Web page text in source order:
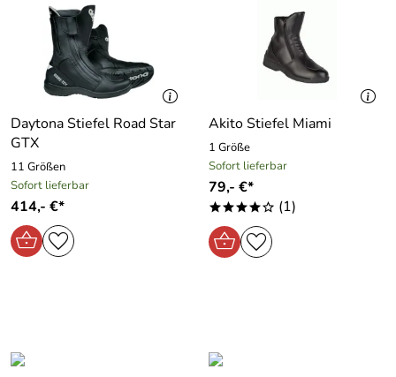
Daytona Stiefel Road Star
GTX
11 Größen
Sofort lieferbar
414,- €*
Akito Stiefel Miami
1 Größe
Sofort lieferbar
79,- €*
****o (1)